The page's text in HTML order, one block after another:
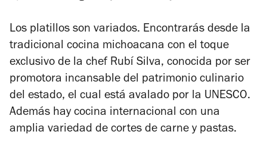
Los platillos son variados. Encontrarás desde la
tradicional cocina michoacana con el toque
exclusivo de la chef Rubí Silva, conocida por ser
promotora incansable del patrimonio culinario
del estado, el cual está avalado por la UNESCO.
Además hay cocina internacional con una
amplia variedad de cortes de carne y pastas.